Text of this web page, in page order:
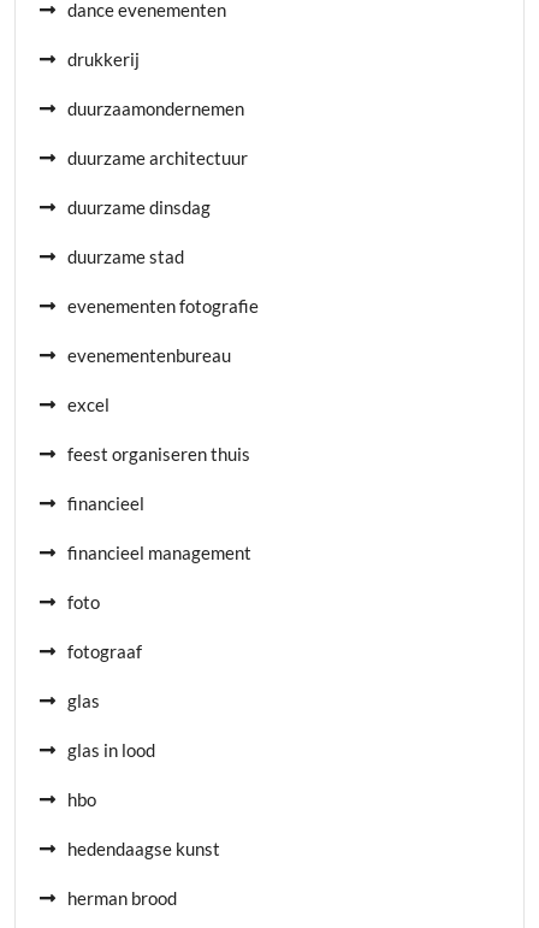
dance evenementen
drukkerij
duurzaamondernemen
duurzame architectuur
duurzame dinsdag
duurzame stad
evenementen fotografie
evenementenbureau
excel
feest organiseren thuis
financieel
financieel management
foto
fotograaf
glas
glas in lood
hbo
hedendaagse kunst
herman brood